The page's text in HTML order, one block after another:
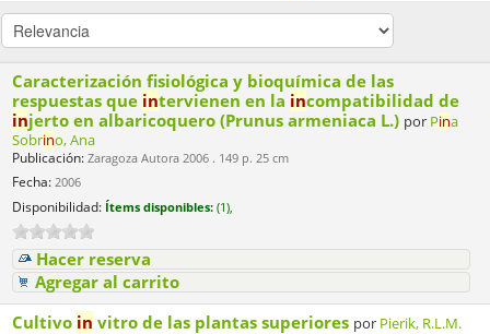
Caracterización fisiológica y bioquímica de las
respuestas que intervienen en la incompatibilidad de
injerto en albaricoquero (Prunus armeniaca L.) por Pina
Sobrino, Ana
Publicación: Zaragoza Autora 2006 . 149 p. 25 cm
Fecha: 2006
Disponibilidad: Ítems disponibles: (1),
Hacer reserva
Agregar al carrito
Cultivo in vitro de las plantas superiores por Pierik, R.L.M.